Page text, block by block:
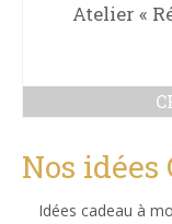
Atelier «
Nos idées
Idées cadeau à